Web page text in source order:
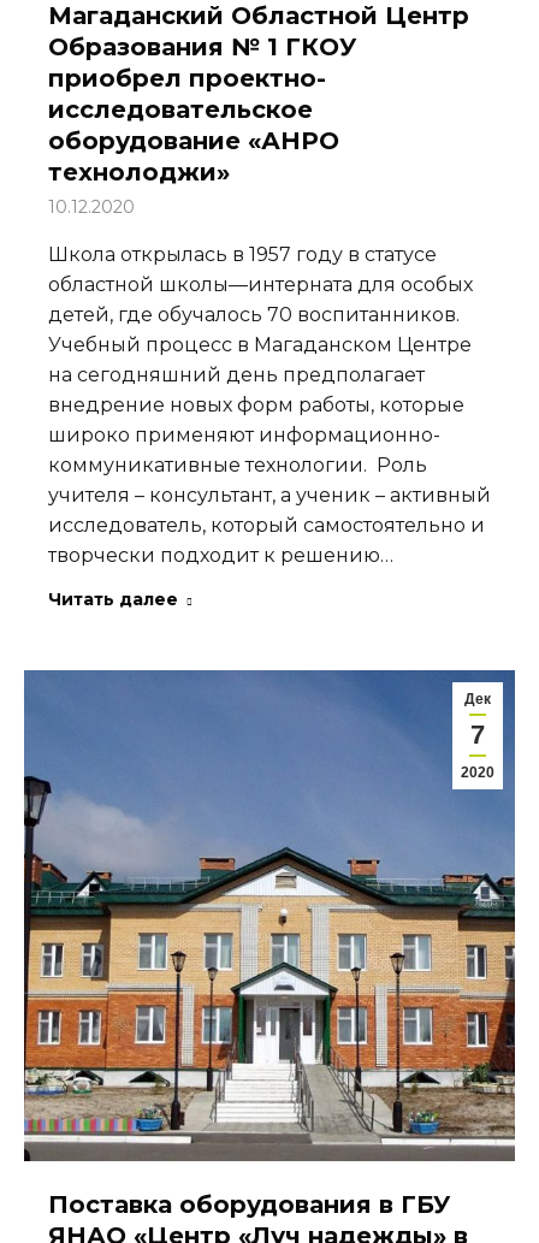
Магаданский Областной Центр
Образования № 1 ГКОУ
приобрел проектно-
исследовательское
оборудование «АНРО
технолоджи»
10.12.2020
Школа открылась в 1957 году в статусе
областной школы—интерната для особых
детей, где обучалось 70 воспитанников.
Учебный процесс в Магаданском Центре
на сегодняшний день предполагает
внедрение новых форм работы, которые
широко применяют информационно-
коммуникативные технологии. Роль
учителя – консультант, а ученик – активный
исследователь, который самостоятельно и
творчески подходит к решению…
Читать далее
Дек
7
2020
Поставка оборудования в ГБУ
ЯНАО «Центр «Луч надежды» в